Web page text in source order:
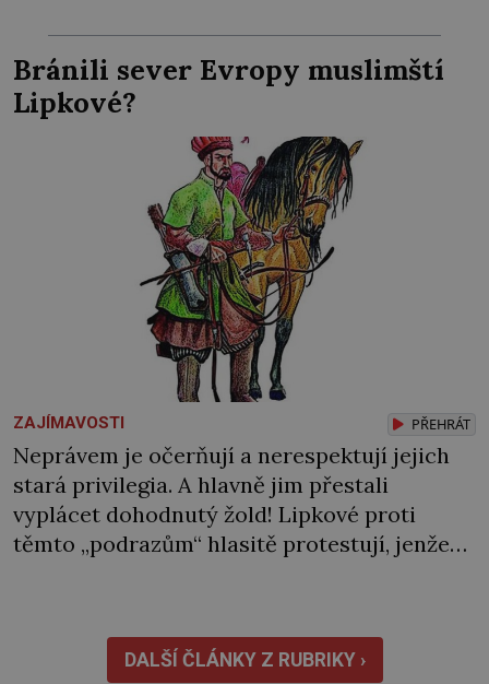
Ohromně na tom zbohatnou… Podnikavého
ducha zdědí bratři Kleinové po otci
Johannovi (1756–1835), který má malý statek
Bránili sever Evropy muslimští
Lipkové?
ZAJÍMAVOSTI PŘEHRÁT
Neprávem je očerňují a nerespektují jejich
stará privilegia. A hlavně jim přestali
vyplácet dohodnutý žold! Lipkové proti
těmto „podrazům“ hlasitě protestují, jenže
poslušnost a přeběhnou k Osmanům!
V Litvě se na počátku 15. století usazují první
DALŠÍ ČLÁNKY Z RUBRIKY ›